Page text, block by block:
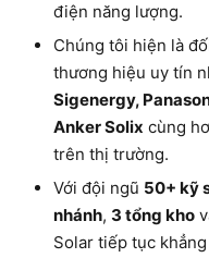
điện năng lượng.
Chúng tôi hiện là
thương hiệu uy tín
Sigenergy,
Anker Solix cùng
trên thị trường.
Với đội ngũ 50+ kỹ
nhánh, 3 tổng kho
Solar tiếp tục